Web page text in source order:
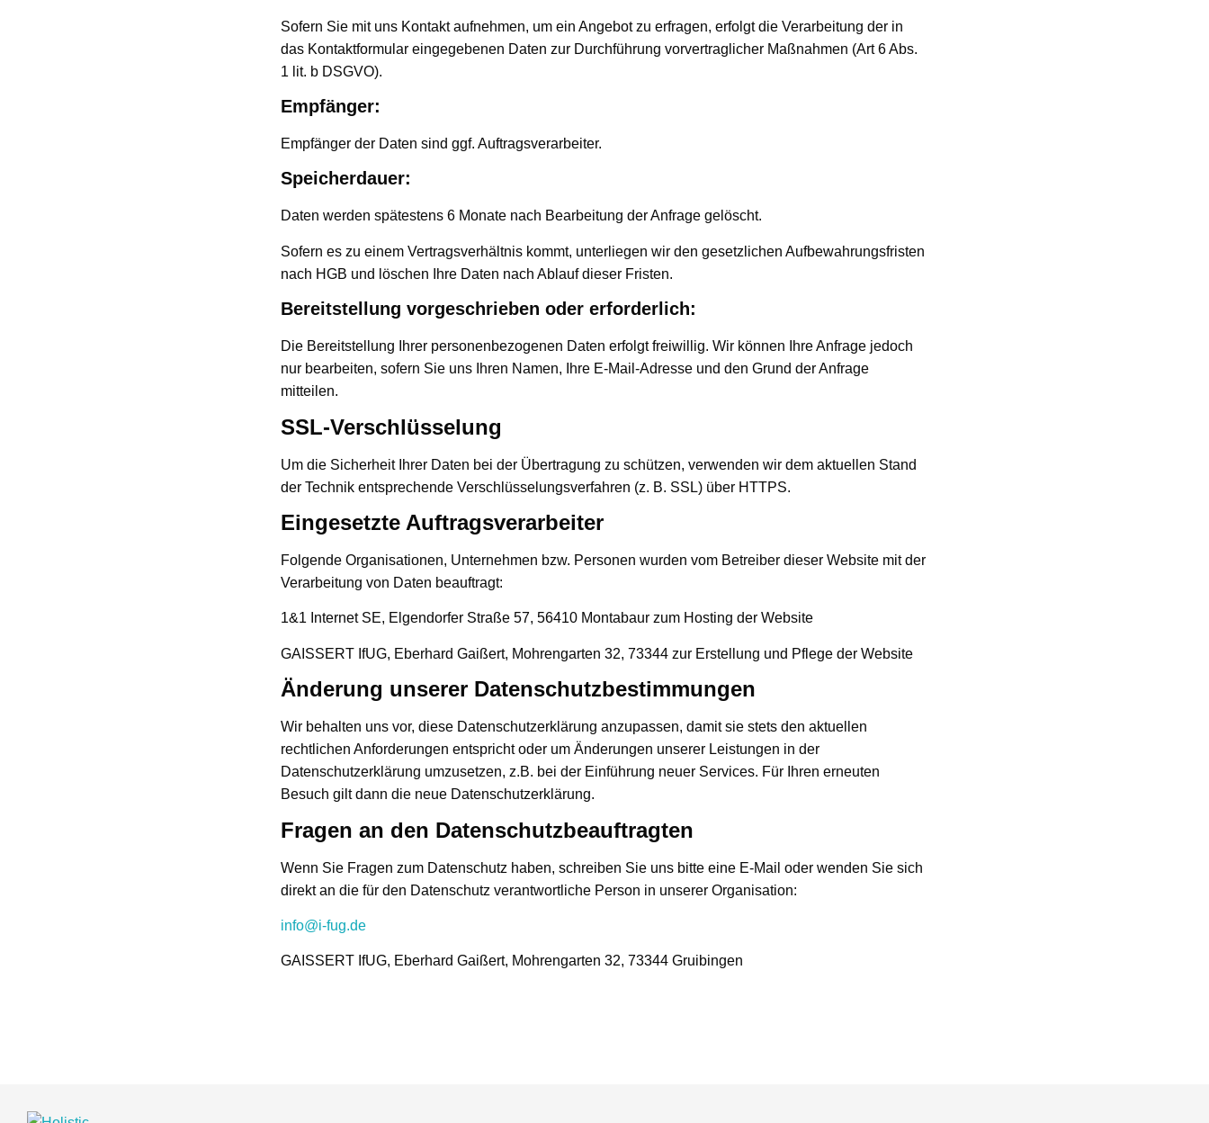
Sofern Sie mit uns Kontakt aufnehmen, um ein Angebot zu erfragen, erfolgt die Verarbeitung der in
das Kontaktformular eingegebenen Daten zur Durchführung vorvertraglicher Maßnahmen (Art 6 Abs.
1 lit. b DSGVO).
Empfänger:
Empfänger der Daten sind ggf. Auftragsverarbeiter.
Speicherdauer:
Daten werden spätestens 6 Monate nach Bearbeitung der Anfrage gelöscht.
Sofern es zu einem Vertragsverhältnis kommt, unterliegen wir den gesetzlichen Aufbewahrungsfristen
nach HGB und löschen Ihre Daten nach Ablauf dieser Fristen.
Bereitstellung vorgeschrieben oder erforderlich:
Die Bereitstellung Ihrer personenbezogenen Daten erfolgt freiwillig. Wir können Ihre Anfrage jedoch
nur bearbeiten, sofern Sie uns Ihren Namen, Ihre E-Mail-Adresse und den Grund der Anfrage
mitteilen.
SSL-Verschlüsselung
Um die Sicherheit Ihrer Daten bei der Übertragung zu schützen, verwenden wir dem aktuellen Stand
der Technik entsprechende Verschlüsselungsverfahren (z. B. SSL) über HTTPS.
Eingesetzte Auftragsverarbeiter
Folgende Organisationen, Unternehmen bzw. Personen wurden vom Betreiber dieser Website mit der
Verarbeitung von Daten beauftragt:
1&1 Internet SE, Elgendorfer Straße 57, 56410 Montabaur zum Hosting der Website
GAISSERT IfUG, Eberhard Gaißert, Mohrengarten 32, 73344 zur Erstellung und Pflege der Website
Änderung unserer Datenschutzbestimmungen
Wir behalten uns vor, diese Datenschutzerklärung anzupassen, damit sie stets den aktuellen
rechtlichen Anforderungen entspricht oder um Änderungen unserer Leistungen in der
Datenschutzerklärung umzusetzen, z.B. bei der Einführung neuer Services. Für Ihren erneuten
Besuch gilt dann die neue Datenschutzerklärung.
Fragen an den Datenschutzbeauftragten
Wenn Sie Fragen zum Datenschutz haben, schreiben Sie uns bitte eine E-Mail oder wenden Sie sich
direkt an die für den Datenschutz verantwortliche Person in unserer Organisation:
info@i-fug.de
GAISSERT IfUG, Eberhard Gaißert, Mohrengarten 32, 73344 Gruibingen